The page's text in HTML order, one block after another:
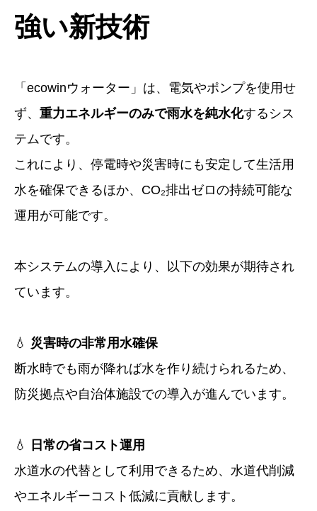
強い新技術
「ecowinウォーター」は、電気やポンプを使用せ
ず、 重力エネルギーのみで雨水を純水化するシス
テムです。
これにより、停電時や災害時にも安定して生活用
水を確保できるほか、CO₂排出ゼロの持続可能な
運用が可能です。
本システムの導入により、以下の効果が期待され
ています。
💧 災害時の非常用水確保
断水時でも雨が降れば水を作り続けられるため、
防災拠点や自治体施設での導入が進んでいます。
💧
日常の省コスト運用
水道水の代替として利用できるため、水道代削減
やエネルギーコスト低減に貢献します。